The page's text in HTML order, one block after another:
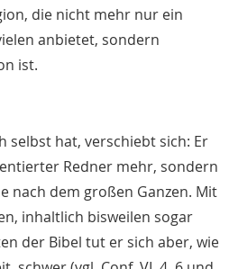
die nicht mehr nur ein
anbietet, sondern
ist.
selbst hat, verschiebt sich: Er
Redner mehr, sondern
nach dem großen Ganzen. Mit
inhaltlich bisweilen sogar
der Bibel tut er sich aber, wie